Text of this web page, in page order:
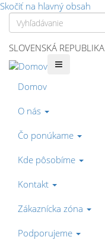
Skočiť na hlavný obsah
Vyhľadávanie
SLOVENSKÁ REPUBLIKA
Domov
O nás
Čo ponúkame
Kde pôsobíme
Kontakt
Zákaznícka zóna
Podporujeme